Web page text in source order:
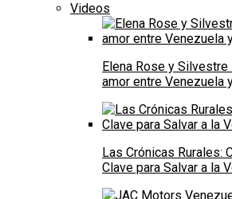
Videos
Elena Rose y Silvestre
amor entre Venezuela
Las Crónicas Rurales:
Clave para Salvar a la